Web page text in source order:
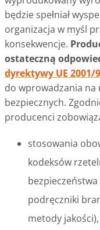
będzie spełniał
organizacja w myśl
konsekwencje.
ostateczną
dyrektywy UE 2001/
do wprowadzania na
bezpiecznych.
producenci
stosowania
kodeksów
podręczniki
metody jakości),